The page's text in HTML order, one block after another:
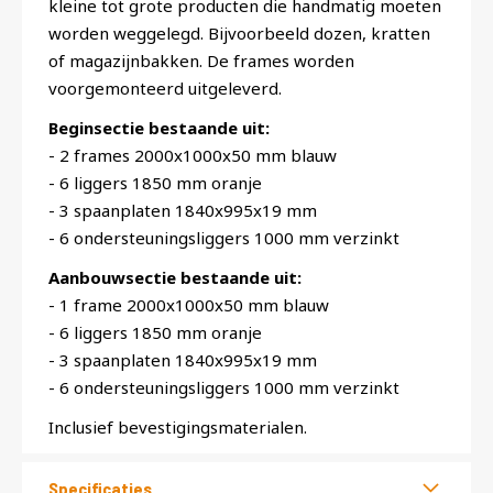
kleine tot grote producten die handmatig moeten
worden weggelegd. Bijvoorbeeld dozen, kratten
of magazijnbakken. De frames worden
voorgemonteerd uitgeleverd.
Beginsectie bestaande uit:
- 2 frames 2000x1000x50 mm blauw
- 6 liggers 1850 mm oranje
- 3 spaanplaten 1840x995x19 mm
- 6 ondersteuningsliggers 1000 mm verzinkt
Aanbouwsectie bestaande uit:
- 1 frame 2000x1000x50 mm blauw
- 6 liggers 1850 mm oranje
- 3 spaanplaten 1840x995x19 mm
- 6 ondersteuningsliggers 1000 mm verzinkt
Inclusief bevestigingsmaterialen.
Specificaties